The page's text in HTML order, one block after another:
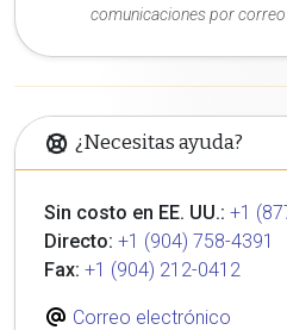
comunicaciones por
¿Necesitas ayuda?
Sin costo en EE. UU.: +1
Directo: +1 (904) 758-4391
Fax: +1 (904) 212-0412
Correo electrónico